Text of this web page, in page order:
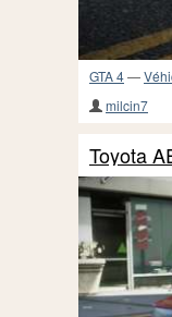
GTA 4—
milcin7
Toyota